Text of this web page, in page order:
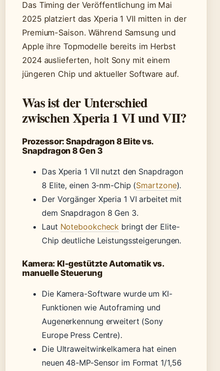
Das Timing der Veröffentlichung im Mai
2025 platziert das Xperia 1 VII mitten in der
Premium-Saison. Während Samsung und
Apple ihre Topmodelle bereits im Herbst
2024 auslieferten, holt Sony mit einem
jüngeren Chip und aktueller Software auf.
Was ist der Unterschied
zwischen Xperia 1 VI und VII?
Prozessor: Snapdragon 8 Elite vs.
Snapdragon 8 Gen 3
Das Xperia 1 VII nutzt den Snapdragon
8 Elite, einen 3-nm-Chip (Smartzone).
Der Vorgänger Xperia 1 VI arbeitet mit
dem Snapdragon 8 Gen 3.
Laut Notebookcheck bringt der Elite-
Chip deutliche Leistungssteigerungen.
Kamera: KI-gestützte Automatik vs.
manuelle Steuerung
Die Kamera-Software wurde um KI-
Funktionen wie Autoframing und
Augenerkennung erweitert (Sony
Europe Press Centre).
Die Ultraweitwinkelkamera hat einen
neuen 48-MP-Sensor im Format 1/1,56